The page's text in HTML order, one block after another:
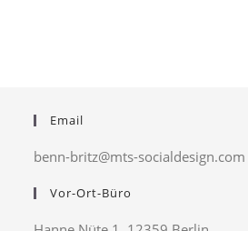
Email
benn-britz@mts-socialdesign.com
Vor-Ort-Büro